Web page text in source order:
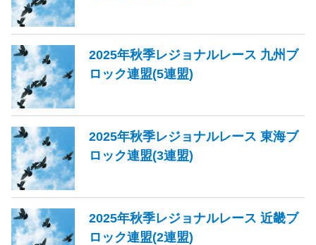
2025年秋季レジョナルレース 九州ブ
ロック連盟(5連盟)
2025年秋季レジョナルレース 東海ブ
ロック連盟(3連盟)
2025年秋季レジョナルレース 近畿ブ
ロック連盟(2連盟)